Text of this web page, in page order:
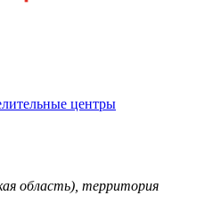
центры
область), территория